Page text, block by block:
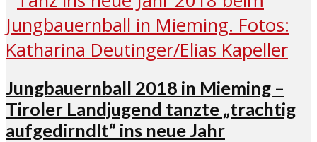
Jungbauernball 2018 in Mieming –
Tiroler Landjugend tanzte „trachtig
aufgedirndlt“ ins neue Jahr